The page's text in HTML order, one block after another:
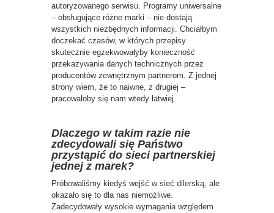
autoryzowanego serwisu. Programy uniwersalne
– obsługujące różne marki – nie dostają
wszystkich niezbędnych informacji. Chciałbym
doczekać czasów, w których przepisy
skutecznie egzekwowałyby konieczność
przekazywania danych technicznych przez
producentów zewnętrznym partnerom. Z jednej
strony wiem, że to naiwne, z drugiej –
pracowałoby się nam wtedy łatwiej.
Dlaczego w takim razie nie
zdecydowali się Państwo
przystąpić do sieci partnerskiej
jednej z marek?
Próbowaliśmy kiedyś wejść w sieć dilerską, ale
okazało się to dla nas niemożliwe.
Zadecydowały wysokie wymagania względem